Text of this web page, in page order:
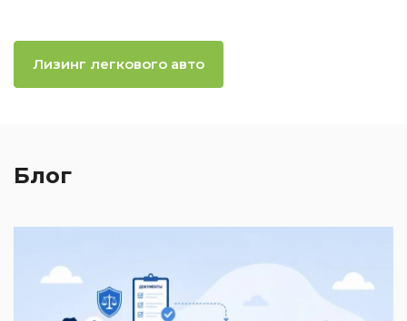
Лизинг легкового авто
Блог